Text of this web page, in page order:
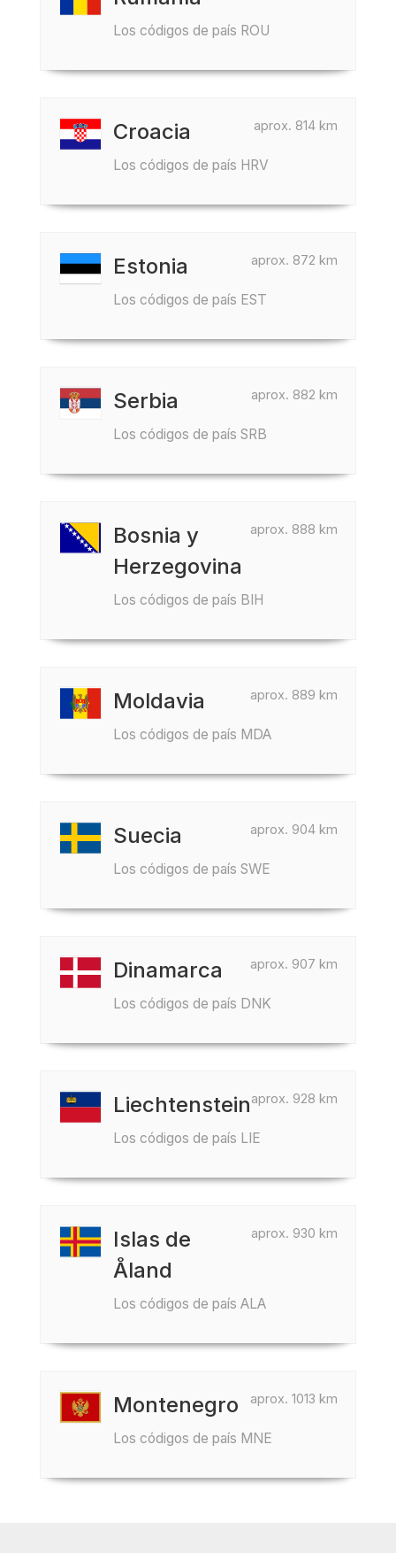
Los códigos de país ROU
aprox. 814 km
Croacia
Los códigos de país HRV
aprox. 872 km
Estonia
Los códigos de país EST
aprox. 882 km
Serbia
Los códigos de país SRB
aprox. 888 km
Bosnia y
Herzegovina
Los códigos de país BIH
aprox. 889 km
Moldavia
Los códigos de país MDA
aprox. 904 km
Suecia
Los códigos de país SWE
aprox. 907 km
Dinamarca
Los códigos de país DNK
aprox. 928 km
Liechtenstein
Los códigos de país LIE
aprox. 930 km
Islas de
Åland
Los códigos de país ALA
aprox. 1013 km
Montenegro
Los códigos de país MNE